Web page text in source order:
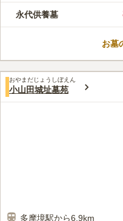
てお参り頂けます。
最寄りの駅から遠く
食事をするところがたくさんあ
永代供養墓
お墓
おやまだじょうしぼえん
小山田城址墓苑
多摩境駅から6.9km